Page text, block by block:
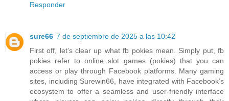
Responder
sure66 7 de septiembre de 2025 a las 10:42
First off, let’s clear up what fb pokies mean. Simply put, fb
pokies refer to online slot games (pokies) that you can
access or play through Facebook platforms. Many gaming
sites, including Surewin66, have integrated with Facebook’s
ecosystem to offer a seamless and user-friendly interface